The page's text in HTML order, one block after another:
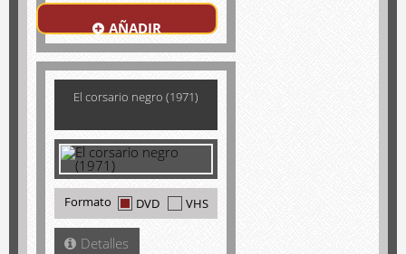
AÑADIR
El corsario negro (1971)
Formato DVD VHS
Detalles